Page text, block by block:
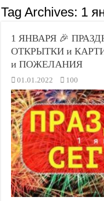
Tag Archives: 1
1 ЯНВАРЯ 🎉
ОТКРЫТКИ и
и ПОЖЕЛАНИЯ
01.01.2022 100